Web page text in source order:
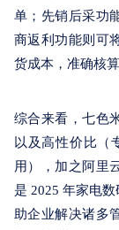
单；先销后采功
商返利功能则可
货成本，准确核
综合来看，七色
以及高性价比（
用），加之阿里
是 2025 年家电
助企业解决诸多